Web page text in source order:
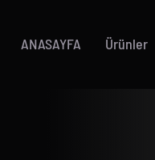
ANASAYFA Ürünler